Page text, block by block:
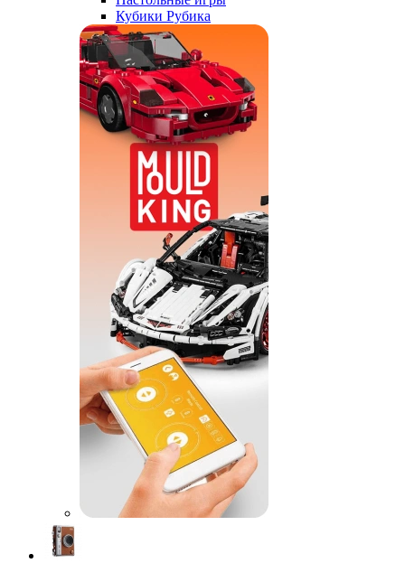
Кубики Рубика